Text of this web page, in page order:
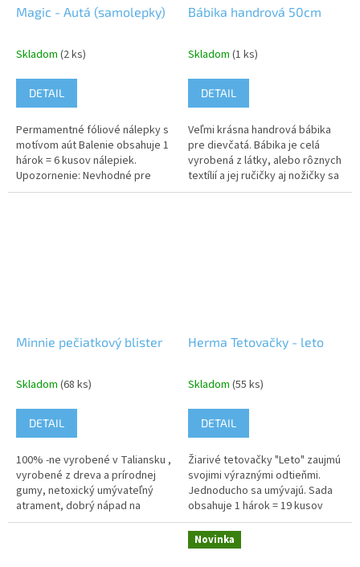
Magic - Autá (samolepky)
Skladom (2 ks)
DETAIL
Permamentné fóliové nálepky s
motívom aút Balenie obsahuje 1
hárok = 6 kusov nálepiek.
Upozornenie: Nevhodné pre
deti do 3 rokov. Môže
Bábika handrová 50cm
Skladom (1 ks)
DETAIL
Veľmi krásna handrová bábika
pre dievčatá. Bábika je celá
vyrobená z látky, alebo rôznych
textílií a jej ručičky aj nožičky sa
ľubovoľne hýbu. Hračka je
Minnie pečiatkový blister
Skladom (68 ks)
DETAIL
100% -ne vyrobené v Taliansku ,
vyrobené z dreva a prírodnej
gumy, netoxický umývateľný
atrament, dobrý nápad na
darček pre vaše dieťatko, set
Herma Tetovačky - leto
Skladom (55 ks)
DETAIL
Žiarivé tetovačky "Leto" zaujmú
svojimi výraznými odtieňmi.
Jednoducho sa umývajú. Sada
obsahuje 1 hárok = 19 kusov
tetovačiek. Upozornenie:
Nevhodné pre deti do 3...
Novinka